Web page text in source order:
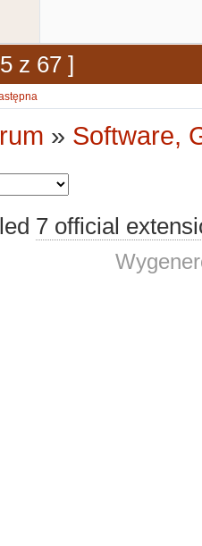
z 67 ]
» Software,
7 official